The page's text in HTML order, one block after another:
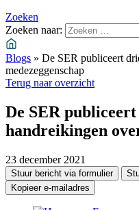
Zoeken
Zoeken naar:
Blogs » De SER publiceert
medezeggenschap
Terug naar overzicht
De SER
handreikingen
23 december 2021
Stuur bericht via formulier
Kopieer e-mailadres